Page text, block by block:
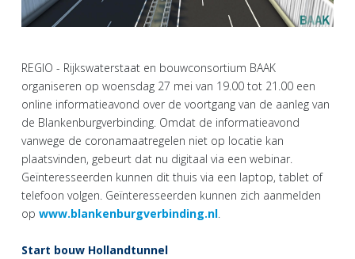
REGIO - Rijkswaterstaat en bouwconsortium BAAK
organiseren op woensdag 27 mei van 19.00 tot 21.00 een
online informatieavond over de voortgang van de aanleg van
de Blankenburgverbinding. Omdat de informatieavond
vanwege de coronamaatregelen niet op locatie kan
plaatsvinden, gebeurt dat nu digitaal via een webinar.
Geïnteresseerden kunnen dit thuis via een laptop, tablet of
telefoon volgen. Geïnteresseerden kunnen zich aanmelden
op www.blankenburgverbinding.nl
Start bouw Hollandtunnel